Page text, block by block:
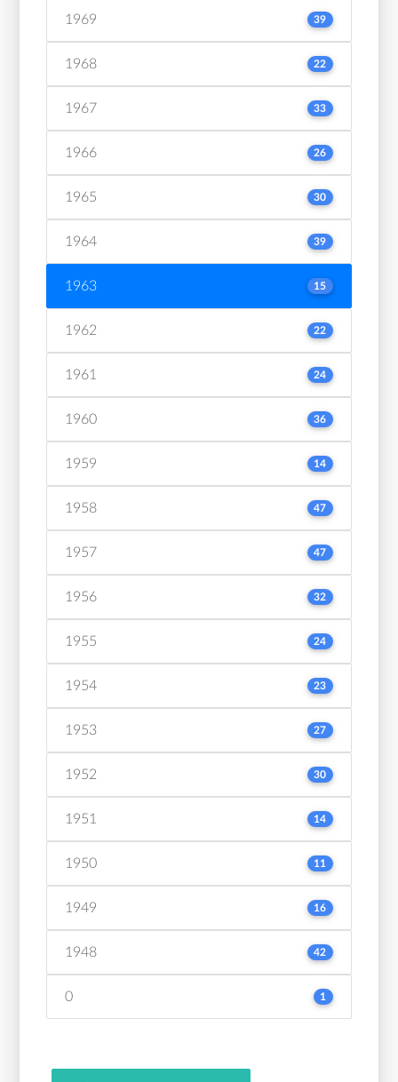
1969 39
1968 22
1967 33
1966 26
1965 30
1964 39
1963 15
1962 22
1961 24
1960 36
1959 14
1958 47
1957 47
1956 32
1955 24
1954 23
1953 27
1952 30
1951 14
1950 11
1949 16
1948 42
0 1